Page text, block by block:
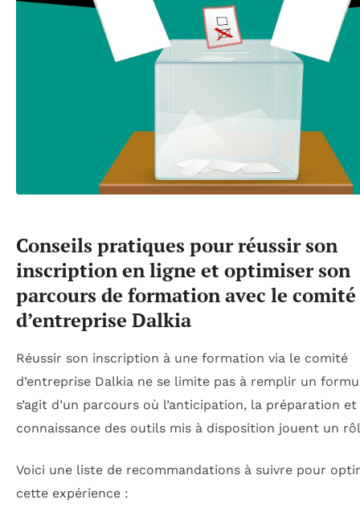
Conseils pratiques pour réussir son
inscription en ligne et optimiser son
parcours de formation avec le comité
d’entreprise Dalkia
Réussir son inscription à une formation via le comité
d’entreprise Dalkia ne se limite pas à remplir un
s’agit d’un parcours où l’anticipation, la préparation
connaissance des outils mis à disposition jouent un
Voici une liste de recommandations à suivre pour
cette expérience :